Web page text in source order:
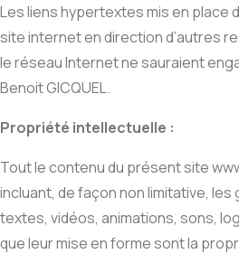
Les liens hypertextes mis en place
site internet en direction d’autres
le réseau Internet ne sauraient
Benoit GICQUEL.
Propriété intellectuelle :
Tout le contenu du présent site
incluant, de façon non limitative, les
textes, vidéos, animations, sons,
que leur mise en forme sont la